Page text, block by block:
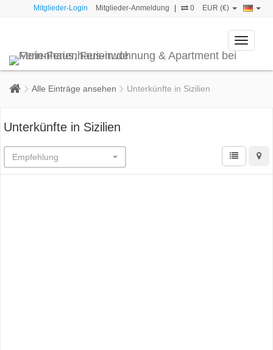
Mitglieder-Login Mitglieder-Anmeldung 0 EUR (€)
Toggle
Alle Einträge ansehen Unterkünfte in Sizilien
Unterkünfte in Sizilien
Empfehlung